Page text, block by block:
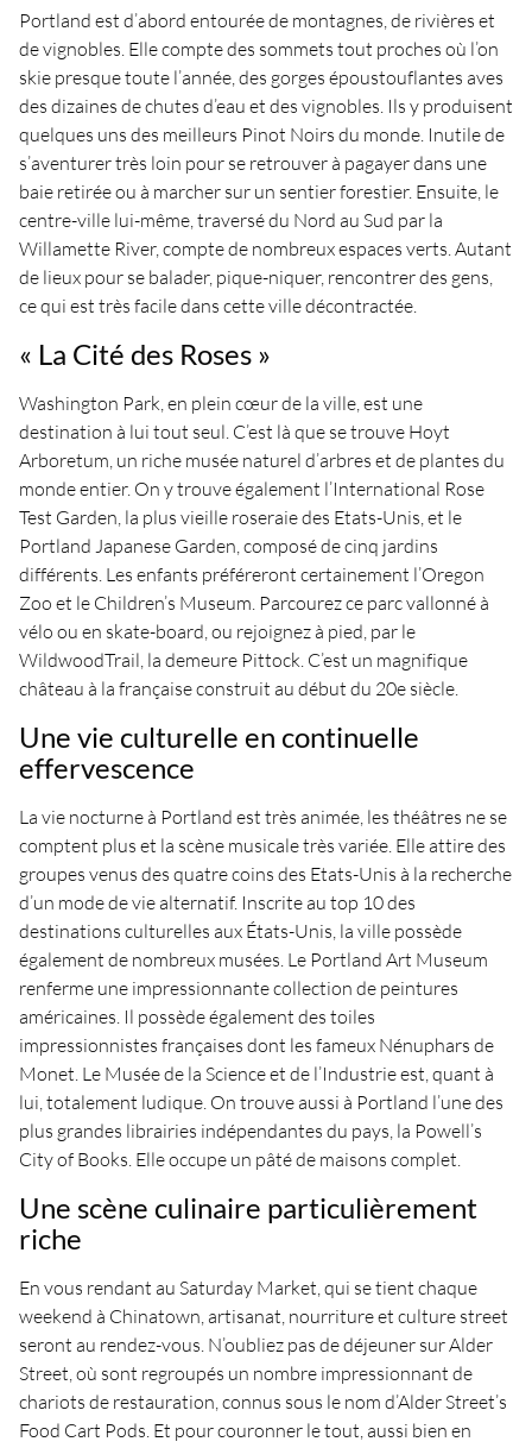
Portland est d’abord entourée de montagnes, de rivières et
de vignobles. Elle compte des sommets tout proches où l’on
skie presque toute l’année, des gorges époustouflantes aves
des dizaines de chutes d’eau et des vignobles. Ils y produisent
quelques uns des meilleurs Pinot Noirs du monde. Inutile de
s’aventurer très loin pour se retrouver à pagayer dans une
baie retirée ou à marcher sur un sentier forestier. Ensuite, le
centre-ville lui-même, traversé du Nord au Sud par la
Willamette River, compte de nombreux espaces verts. Autant
de lieux pour se balader, pique-niquer, rencontrer des gens,
ce qui est très facile dans cette ville décontractée.
« La Cité des Roses »
Washington Park, en plein cœur de la ville, est une
destination à lui tout seul. C’est là que se trouve Hoyt
Arboretum, un riche musée naturel d’arbres et de plantes du
monde entier. On y trouve également l’International Rose
Test Garden, la plus vieille roseraie des Etats-Unis, et le
Portland Japanese Garden, composé de cinq jardins
différents. Les enfants préféreront certainement l’Oregon
Zoo et le Children’s Museum. Parcourez ce parc vallonné à
vélo ou en skate-board, ou rejoignez à pied, par le
WildwoodTrail, la demeure Pittock. C’est un magnifique
château à la française construit au début du 20e siècle.
Une vie culturelle en continuelle
effervescence
La vie nocturne à Portland est très animée, les théâtres ne se
comptent plus et la scène musicale très variée. Elle attire des
groupes venus des quatre coins des Etats-Unis à la recherche
d’un mode de vie alternatif. Inscrite au top 10 des
destinations culturelles aux États-Unis, la ville possède
également de nombreux musées. Le Portland Art Museum
renferme une impressionnante collection de peintures
américaines. Il possède également des toiles
impressionnistes françaises dont les fameux Nénuphars de
Monet. Le Musée de la Science et de l’Industrie est, quant à
lui, totalement ludique. On trouve aussi à Portland l’une des
plus grandes librairies indépendantes du pays, la Powell’s
City of Books. Elle occupe un pâté de maisons complet.
Une scène culinaire particulièrement
riche
En vous rendant au Saturday Market, qui se tient chaque
weekend à Chinatown, artisanat, nourriture et culture street
seront au rendez-vous. N’oubliez pas de déjeuner sur Alder
Street, où sont regroupés un nombre impressionnant de
chariots de restauration, connus sous le nom d’Alder Street’s
Food Cart Pods. Et pour couronner le tout, aussi bien en